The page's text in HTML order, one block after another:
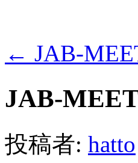
← JAB-
JAB-
投稿者: hatto